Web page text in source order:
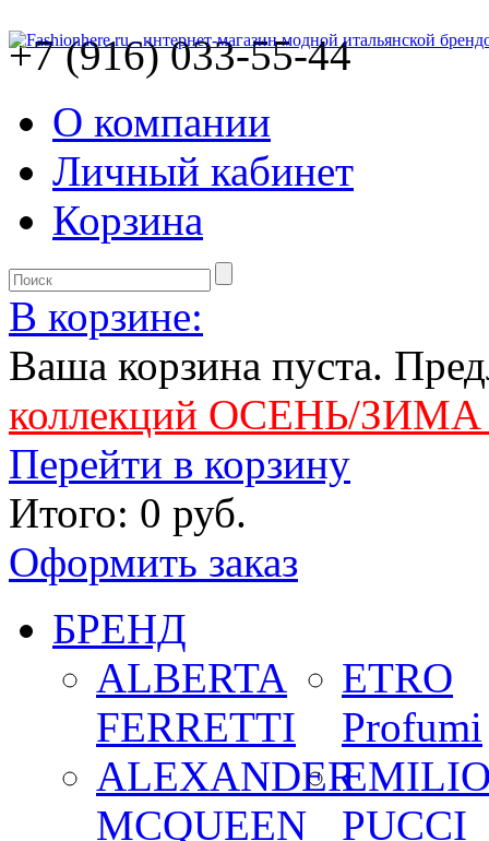
+7 (916) 033-55-44
О компании
Личный кабинет
Корзина
В корзине:
Ваша корзина пуста.
коллекций ОСЕНЬ/ЗИМА
Перейти в корзину
Итого: 0 руб.
Оформить заказ
БРЕНД
ALBERTA
FERRETTI
ALEXANDER
MCQUEEN
ETRO
Profumi
PUCCI